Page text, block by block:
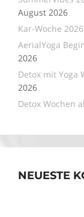
August 2026
Kar-Woche
AerialYoga
2026
Detox mit Yoga
2026
Detox Wochen
NEUESTE